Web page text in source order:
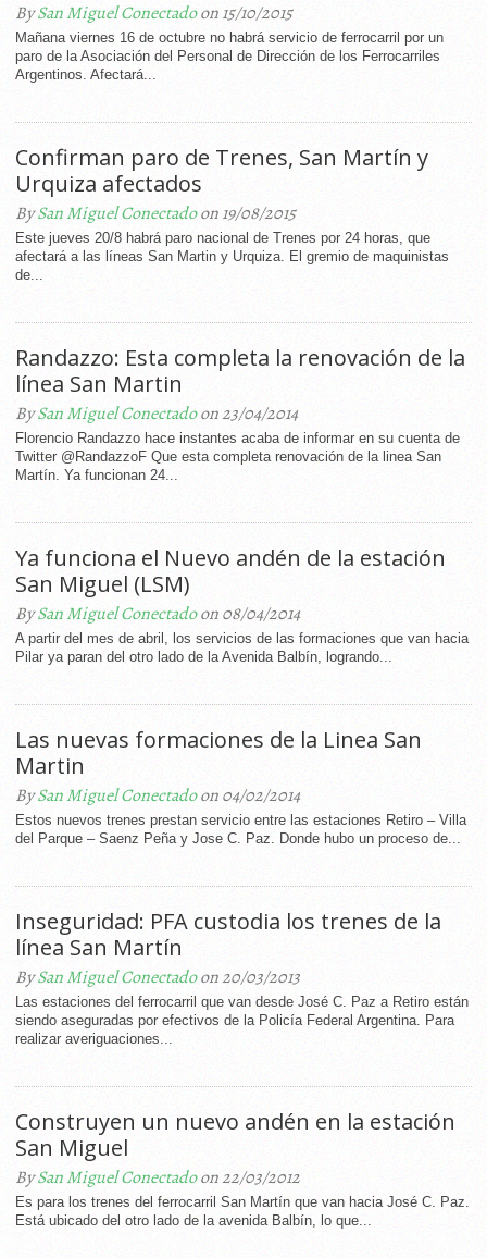
BySan Miguel Conectadoon 15/10/2015
Mañana viernes 16 de octubre no habrá servicio de ferrocarril por un
paro de la Asociación del Personal de Dirección de los Ferrocarriles
Argentinos. Afectará...
Confirman paro de Trenes, San Martín y
Urquiza afectados
BySan Miguel Conectadoon 19/08/2015
Este jueves 20/8 habrá paro nacional de Trenes por 24 horas, que
afectará a las líneas San Martin y Urquiza. El gremio de maquinistas
de...
Randazzo: Esta completa la renovación de la
línea San Martin
BySan Miguel Conectadoon 23/04/2014
Florencio Randazzo hace instantes acaba de informar en su cuenta de
Twitter @RandazzoF Que esta completa renovación de la linea San
Martín. Ya funcionan 24...
Ya funciona el Nuevo andén de la estación
San Miguel (LSM)
BySan Miguel Conectadoon 08/04/2014
A partir del mes de abril, los servicios de las formaciones que van hacia
Pilar ya paran del otro lado de la Avenida Balbín, logrando...
Las nuevas formaciones de la Linea San
Martin
BySan Miguel Conectadoon 04/02/2014
Estos nuevos trenes prestan servicio entre las estaciones Retiro – Villa
del Parque – Saenz Peña y Jose C. Paz. Donde hubo un proceso de...
Inseguridad: PFA custodia los trenes de la
línea San Martín
BySan Miguel Conectadoon 20/03/2013
Las estaciones del ferrocarril que van desde José C. Paz a Retiro están
siendo aseguradas por efectivos de la Policía Federal Argentina. Para
realizar averiguaciones...
Construyen un nuevo andén en la estación
San Miguel
BySan Miguel Conectadoon 22/03/2012
Es para los trenes del ferrocarril San Martín que van hacia José C. Paz.
Está ubicado del otro lado de la avenida Balbín, lo que...